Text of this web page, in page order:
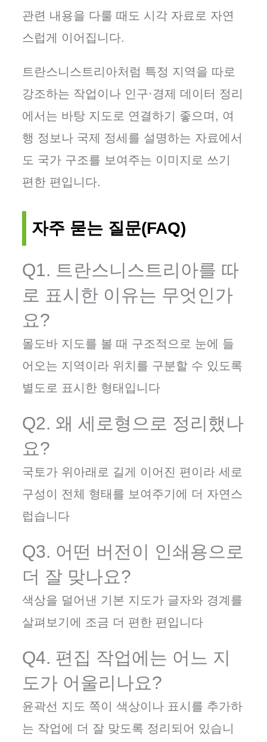
관련 내용을 다룰 때도 시각 자료로 자연
스럽게 이어집니다.
트란스니스트리아처럼 특정 지역을 따로
강조하는 작업이나 인구·경제 데이터 정리
에서는 바탕 지도로 연결하기 좋으며, 여
행 정보나 국제 정세를 설명하는 자료에서
도 국가 구조를 보여주는 이미지로 쓰기
편한 편입니다.
자주 묻는 질문(FAQ)
Q1. 트란스니스트리아를 따
로 표시한 이유는 무엇인가
요?
몰도바 지도를 볼 때 구조적으로 눈에 들
어오는 지역이라 위치를 구분할 수 있도록
별도로 표시한 형태입니다
Q2. 왜 세로형으로 정리했나
요?
국토가 위아래로 길게 이어진 편이라 세로
구성이 전체 형태를 보여주기에 더 자연스
럽습니다
Q3. 어떤 버전이 인쇄용으로
더 잘 맞나요?
색상을 덜어낸 기본 지도가 글자와 경계를
살펴보기에 조금 더 편한 편입니다
Q4. 편집 작업에는 어느 지
도가 어울리나요?
윤곽선 지도 쪽이 색상이나 표시를 추가하
는 작업에 더 잘 맞도록 정리되어 있습니